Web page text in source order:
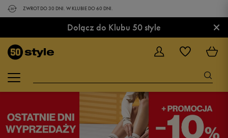
ZWROT DO 30 DNI. W KLUBIE DO 60 DNI.
Dołącz do Klubu 50 style ×